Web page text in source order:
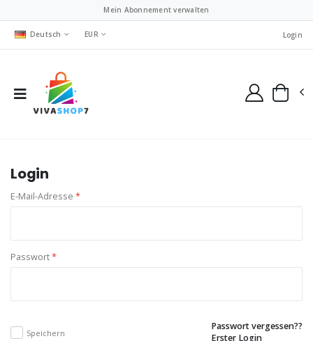
Mein Abonnement verwalten
Deutsch EUR Login
Login
E-Mail-Adresse *
Passwort*
Speichern
Passwort vergessen??
Erster Login